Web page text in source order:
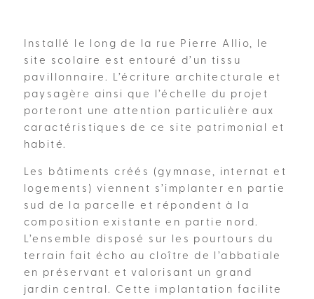
Installé le long de la rue Pierre Allio, le
site scolaire est entouré d’un tissu
pavillonnaire. L’écriture architecturale et
paysagère ainsi que l’échelle du projet
porteront une attention particulière aux
caractéristiques de ce site patrimonial et
habité.
Les bâtiments créés (gymnase, internat et
logements) viennent s’implanter en partie
sud de la parcelle et répondent à la
composition existante en partie nord.
L’ensemble disposé sur les pourtours du
terrain fait écho au cloître de l’abbatiale
en préservant et valorisant un grand
jardin central. Cette implantation facilite